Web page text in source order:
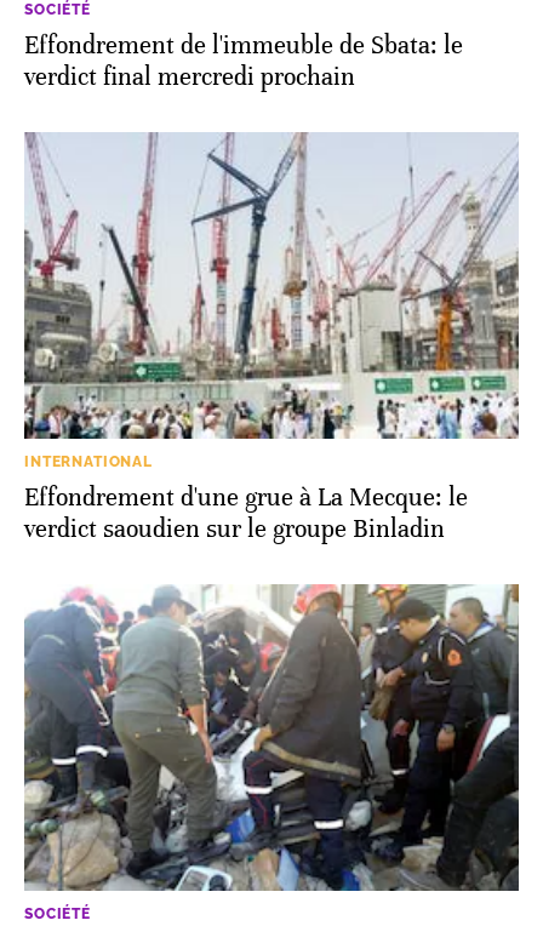
SOCIÉTÉ
Effondrement de l'immeuble de Sbata: le
verdict final mercredi prochain
INTERNATIONAL
Effondrement d'une grue à La Mecque: le
verdict saoudien sur le groupe Binladin
SOCIÉTÉ